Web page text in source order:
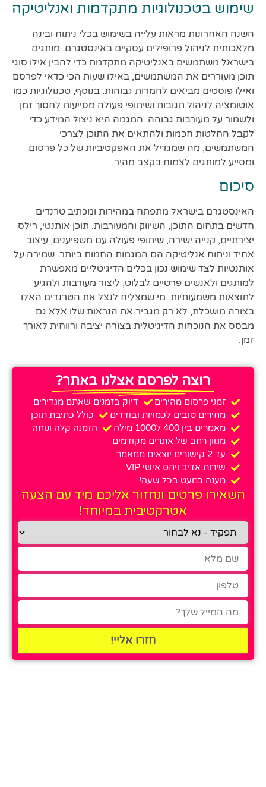
שימוש בטכנולוגיות מתקדמות ואנליטיקה
השנה האחרונות מראות עלייה בשימוש בכלי ניתוח ובינה
מלאכותית לניהול פרופילים עסקיים באינסטגרם. מותגים
בישראל משתמשים באנליטיקה מתקדמת כדי להבין אילו סוגי
תוכן מעוררים את המשתמשים, באילו שעות הכי כדאי לפרסם
ואילו פוסטים מביאים להמרות גבוהות. בנוסף, טכנולוגיות כמו
אוטומציה לניהול תגובות ושיתופי פעולה מסייעות לחסוך זמן
ולשמור על מעורבות גבוהה. המגמה היא ניצול המידע כדי
לקבל החלטות חכמות ולהתאים את התוכן לצרכי
המשתמשים, מה שמגדיל את האפקטיביות של כל פרסום
ומסייע למותגים לצמוח בקצב מהיר.
סיכום
האינסטגרם בישראל מתפתח במהירות ומכתיב טרנדים
חדשים בתחום התוכן, השיווק והמעורבות. תוכן אותנטי, רילס
יצירתיים, קנייה ישירה, שיתופי פעולה עם משפיענים, עיצוב
אחיד וניתוח אנליטיקה הם המגמות החמות ביותר. שמירה על
אותנטיות לצד שימוש נכון בכלים הדיגיטליים מאפשרת
למותגים ולאנשים פרטיים לבלוט, ליצור מעורבות ולהגיע
לתוצאות משמעותיות. מי שמצליח לנצל את הטרנדים האלו
בצורה מושכלת, לא רק מגביר את הנראות שלו אלא גם
מבסס את הנוכחות הדיגיטלית בצורה יציבה ורווחית לאורך
זמן.
רוצה לפרסם אצלנו באתר?
זמני פרסום מהירים
דיוק בזמנים שאתם מגדירים
מחירים טובים לכמויות ובודדים
כולל כתיבת תוכן
מאמרים בין 400 ל1000 מילה
הזמנה קלה ונוחה
מגוון רחב של אתרים מקודמים
עד 2 קישורים יוצאים ממאמר
שירות אדיב ויחס אישי VIP
מענה כמעט בכל שעה!
השאירו פרטים ונחזור אליכם מיד עם הצעה
אטרקטיבית במיוחד!
חזרו אליי!